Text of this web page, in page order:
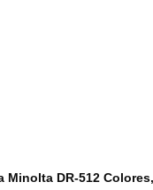
Minolta DR-512 Colores,